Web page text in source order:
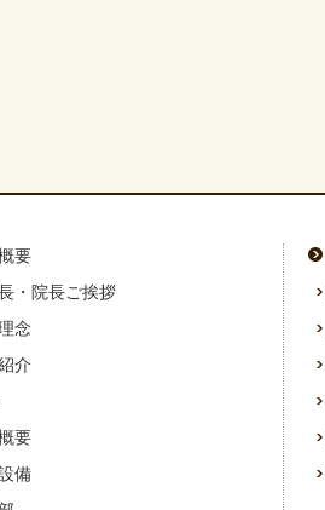
要
・院長ご挨拶
念
介
要
備